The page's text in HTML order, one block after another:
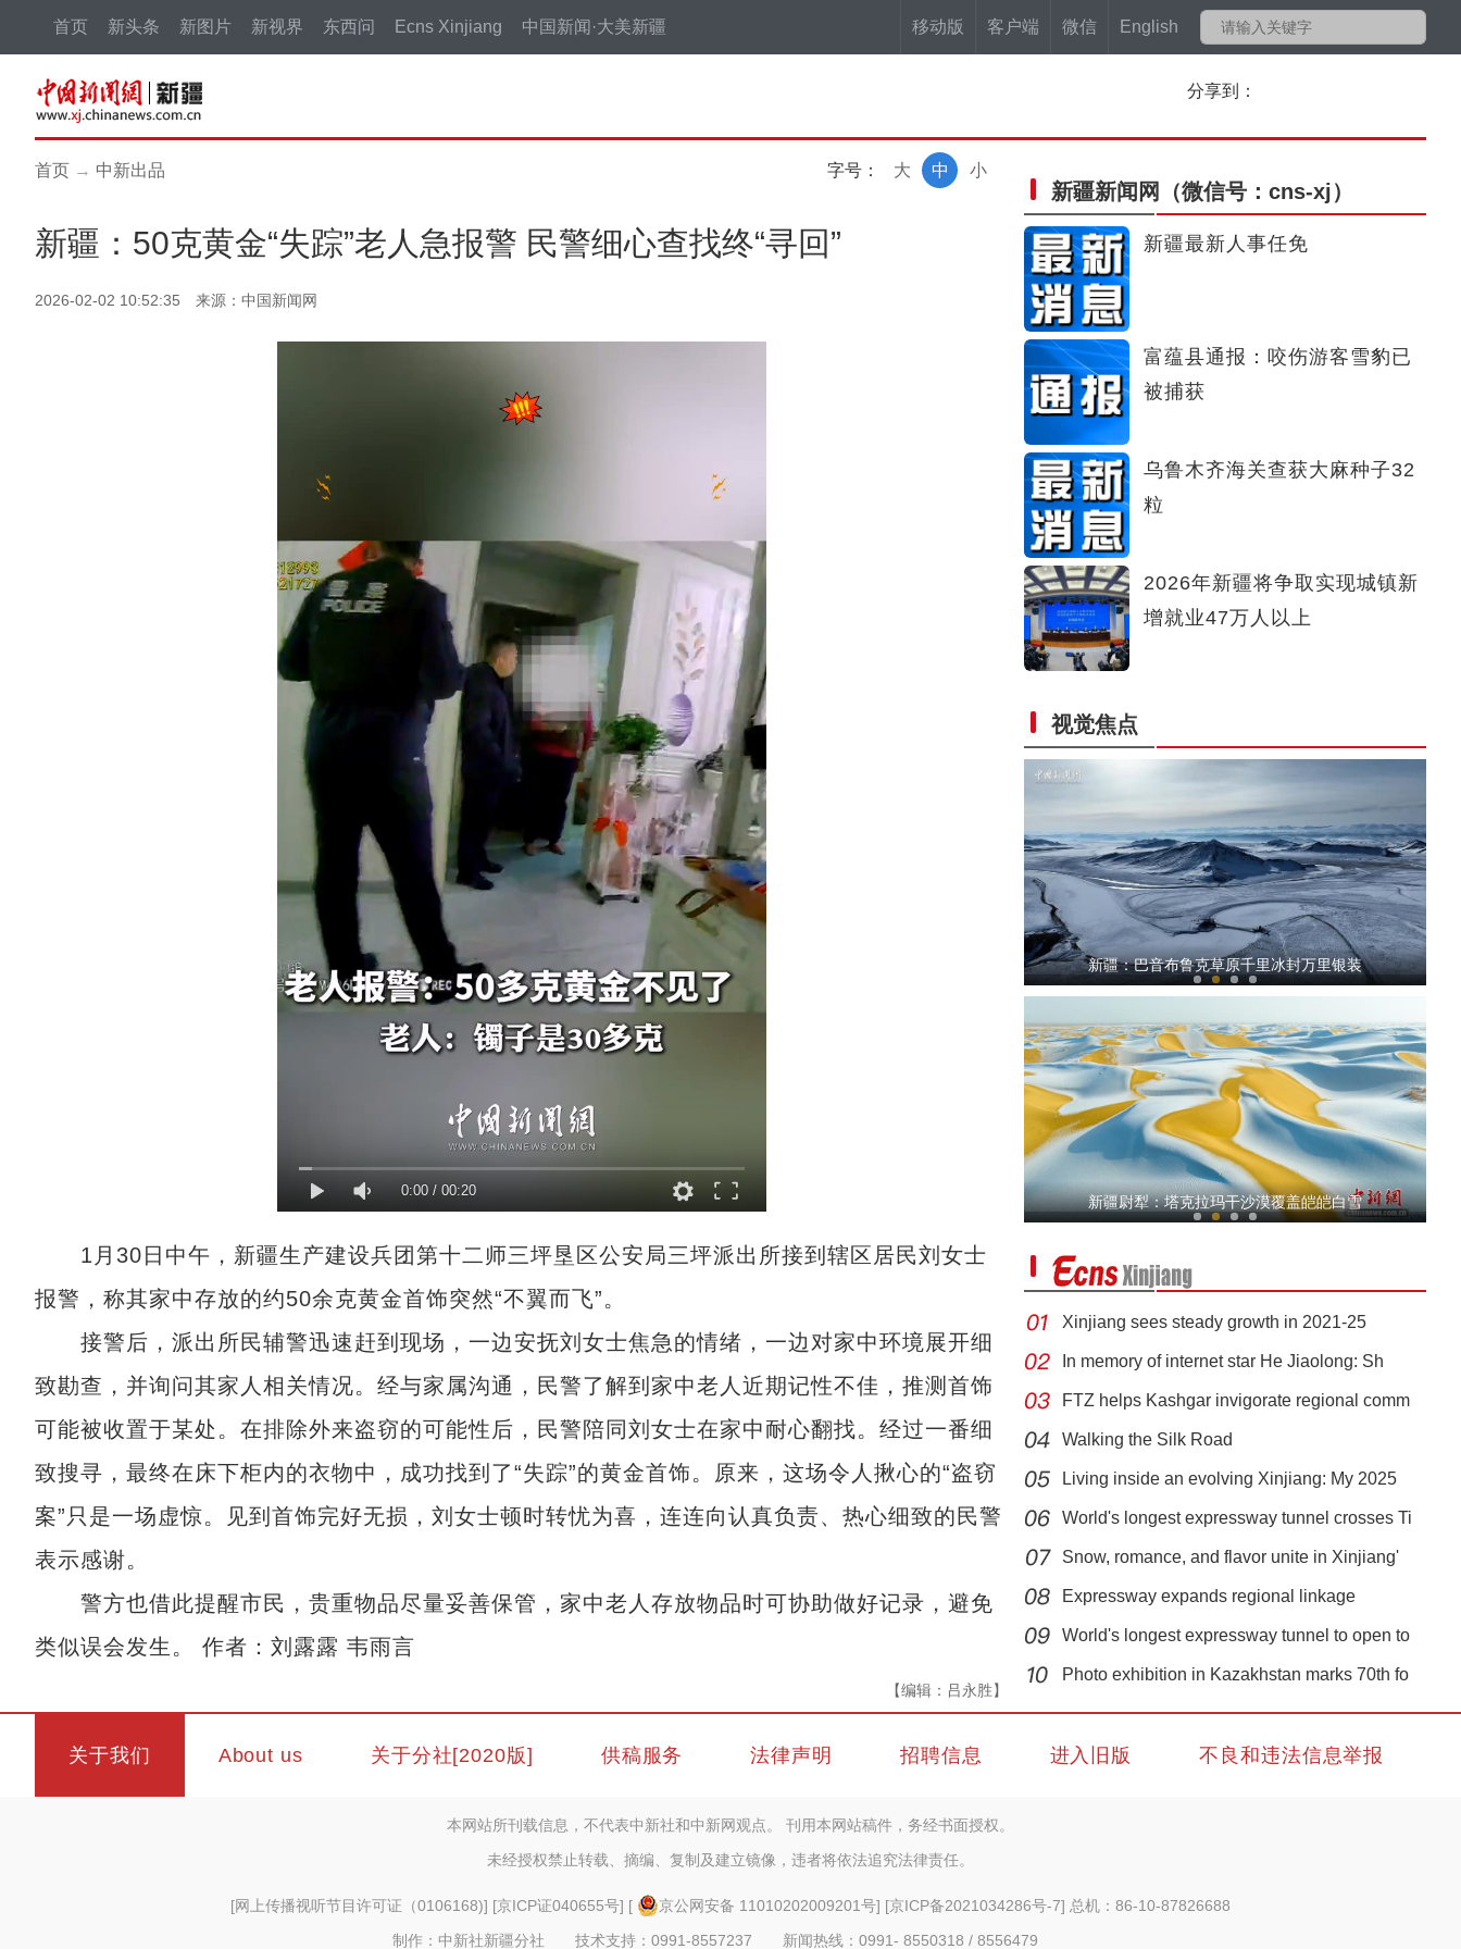
移动版 客户端 微信 English
首页 新头条 新图片 新视界 东西问 Ecns Xinjiang 中国新闻·大美新疆
分享到：
首页 → 中新出品 字号： 小
中
大
新疆：50克黄金“失踪”老人急报警 民警细心查找终“寻回”
2026-02-02 10:52:35 来源：中国新闻网
0:00/ 00:20
1月30日中午，新疆生产建设兵团第十二师三坪垦区公安局三坪派出所接到辖区居民刘女士
报警，称其家中存放的约50余克黄金首饰突然“不翼而飞”。
接警后，派出所民辅警迅速赶到现场，一边安抚刘女士焦急的情绪，一边对家中环境展开细
致勘查，并询问其家人相关情况。经与家属沟通，民警了解到家中老人近期记性不佳，推测首饰
可能被收置于某处。在排除外来盗窃的可能性后，民警陪同刘女士在家中耐心翻找。经过一番细
致搜寻，最终在床下柜内的衣物中，成功找到了“失踪”的黄金首饰。原来，这场令人揪心的“盗窃
案”只是一场虚惊。见到首饰完好无损，刘女士顿时转忧为喜，连连向认真负责、热心细致的民警
表示感谢。
警方也借此提醒市民，贵重物品尽量妥善保管，家中老人存放物品时可协助做好记录，避免
类似误会发生。 作者：刘露露 韦雨言
【编辑：吕永胜】
新疆新闻网 （微信号：cns-xj）
新疆最新人事任免
富蕴县通报：咬伤游客雪豹已
被捕获
乌鲁木齐海关查获大麻种子32
粒
2026年新疆将争取实现城镇新
增就业47万人以上
视觉焦点
新疆乌恰持续降雪 交警昼夜执勤保畅通
马年听新曲 天马踏云来 《天马踏着祥云来》唱响昂扬进取
新疆：巴音布鲁克草原千里冰封万里银装
全国800余名青少年齐聚新疆共享冰雪之旅
精气神
新疆尉犁：塔克拉玛干沙漠覆盖皑皑白雪
Xinjiang sees steady growth in 2021-25
In memory of internet star He Jiaolong: Sh
FTZ helps Kashgar invigorate regional comm
Walking the Silk Road
Living inside an evolving Xinjiang: My 2025
World's longest expressway tunnel crosses Ti
Snow, romance, and flavor unite in Xinjiang'
Expressway expands regional linkage
World's longest expressway tunnel to open to
Photo exhibition in Kazakhstan marks 70th fo
关于我们 About us 关于分社[2020版] 供稿服务 法律声明 招聘信息 进入旧版 不良和违法信息举报
本网站所刊载信息，不代表中新社和中新网观点。 刊用本网站稿件，务经书面授权。
未经授权禁止转载、摘编、复制及建立镜像，违者将依法追究法律责任。
[网上传播视听节目许可证（0106168)] [京ICP证040655号] [ 京公网安备 11010202009201号] [京ICP备2021034286号-7] 总机：86-10-87826688
制作：中新社新疆分社 技术支持：0991-8557237 新闻热线：0991- 8550318 / 8556479